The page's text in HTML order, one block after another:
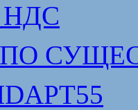
ПО